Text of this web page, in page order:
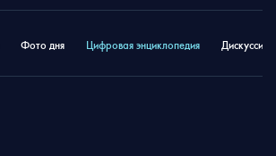
Фото дня Цифровая энциклопедия